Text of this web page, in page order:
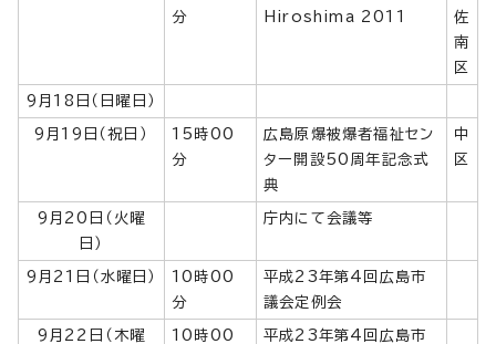
分
Hiroshima 2011
佐
南
区
9月18日（日曜日）
9月19日（祝日）
15時00
分
広島原爆被爆者福祉セン
ター開設50周年記念式
典
中
区
9月20日（火曜
日）
庁内にて会議等
9月21日（水曜日）
10時00
分
平成23年第4回広島市
議会定例会
9月22日（木曜
10時00
平成23年第4回広島市